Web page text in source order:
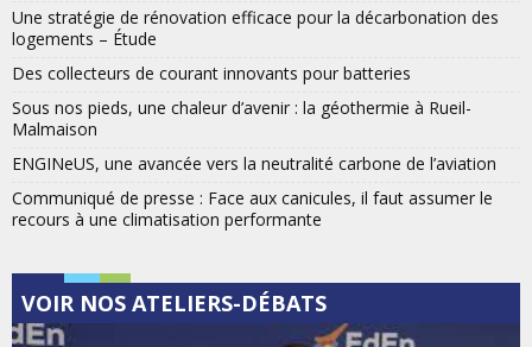
Une stratégie de rénovation efficace pour la décarbonation des
logements – Étude
Des collecteurs de courant innovants pour batteries
Sous nos pieds, une chaleur d’avenir : la géothermie à Rueil-
Malmaison
ENGINeUS, une avancée vers la neutralité carbone de l’aviation
Communiqué de presse : Face aux canicules, il faut assumer le
recours à une climatisation performante
VOIR NOS ATELIERS-DÉBATS